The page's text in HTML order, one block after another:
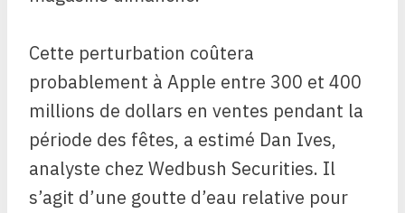
Cette perturbation coûtera
probablement à Apple entre 300 et 400
millions de dollars en ventes pendant la
période des fêtes, a estimé Dan Ives,
analyste chez Wedbush Securities. Il
s’agit d’une goutte d’eau relative pour